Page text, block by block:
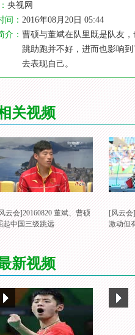
央视网
间： 2016年08月20日 05:44
介： 曹硕与董斌在队里既是队友
跳助跑并不好，进而也影响
去表现自己。
关视频
云会]20160820 董斌、曹硕
起中国三级跳远
[风云
激动但
新视频